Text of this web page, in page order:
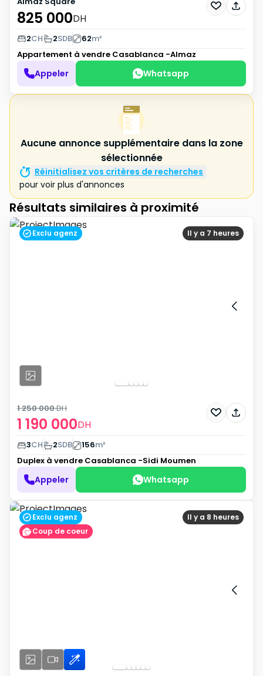
825 000DH
2CH 2SDB 62m²
Appartement à vendre Casablanca -Almaz
Appeler Whatsapp
Aucune annonce supplémentaire dans la zone
sélectionnée
Réinitialisez vos critères de recherches
pour voir plus d'annonces
Résultats similaires à proximité
Il y a 7 heures
Exclu agenz
1 190 000DH
1 250 000DH
3CH 2SDB 156m²
Duplex à vendre Casablanca -Sidi Moumen
Appeler Whatsapp
Il y a 8 heures
Exclu agenz
Coup de coeur